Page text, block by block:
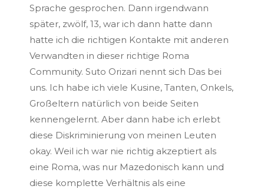
Sprache gesprochen. Dann irgendwann
später, zwölf, 13, war ich dann hatte dann
hatte ich die richtigen Kontakte mit anderen
Verwandten in dieser richtige Roma
Community. Suto Orizari nennt sich Das bei
uns. Ich habe ich viele Kusine, Tanten, Onkels,
Großeltern natürlich von beide Seiten
kennengelernt. Aber dann habe ich erlebt
diese Diskriminierung von meinen Leuten
okay. Weil ich war nie richtig akzeptiert als
eine Roma, was nur Mazedonisch kann und
diese komplette Verhältnis als eine